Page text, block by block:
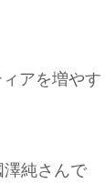
アを増やす
純さんで